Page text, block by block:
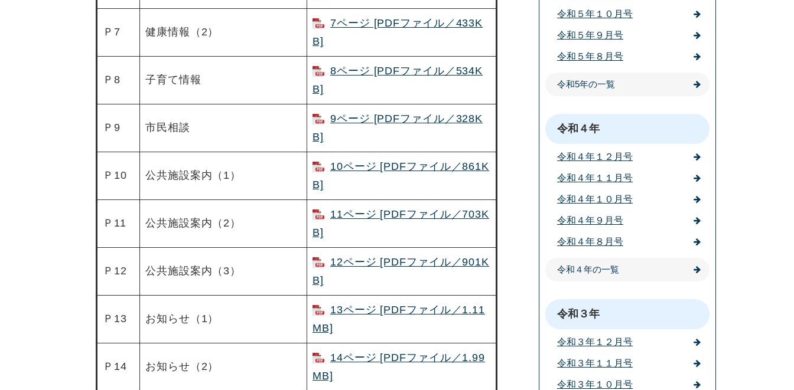
Ｐ7 健康情報（2）
7ページ [PDFファイル／433K
B]
Ｐ8 子育て情報
8ページ [PDFファイル／534K
B]
Ｐ9 市民相談
9ページ [PDFファイル／328K
B]
Ｐ10 公共施設案内（1）
10ページ [PDFファイル／861K
B]
Ｐ11 公共施設案内（2）
11ページ [PDFファイル／703K
B]
Ｐ12 公共施設案内（3）
12ページ [PDFファイル／901K
B]
Ｐ13 お知らせ（1）
13ページ [PDFファイル／1.11
MB]
Ｐ14 お知らせ（2）
14ページ [PDFファイル／1.99
MB]
令和５年１０月号
令和５年９月号
令和５年８月号
令和5年の一覧
令和４年
令和４年１２月号
令和４年１１月号
令和４年１０月号
令和４年９月号
令和４年８月号
令和４年の一覧
令和３年
令和３年１２月号
令和３年１１月号
令和３年１０月号